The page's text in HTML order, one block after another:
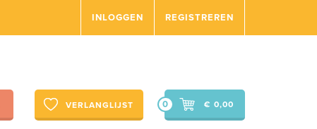
INLOGGEN REGISTREREN
VERLANGLIJST € 0,00
0